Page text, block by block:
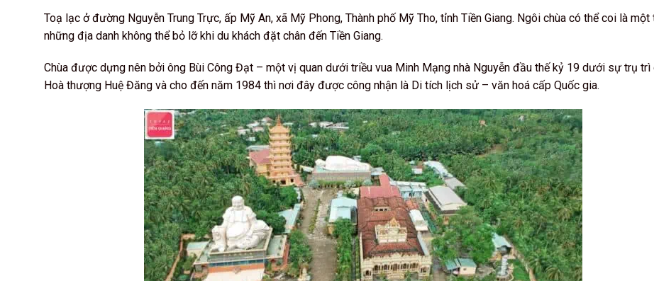
Toạ lạc ở đường Nguyễn Trung Trực, ấp Mỹ An, xã Mỹ Phong, Thành phố Mỹ Tho, tỉnh Tiền Giang. Ngôi chùa có thể coi là một
những địa danh không thể bỏ lỡ khi du khách đặt chân đến Tiền Giang.
Chùa được dựng nên bởi ông Bùi Công Đạt – một vị quan dưới triều vua Minh Mạng nhà Nguyễn đầu thế kỷ 19 dưới sự trụ trì
Hoà thượng Huệ Đăng và cho đến năm 1984 thì nơi đây được công nhận là Di tích lịch sử – văn hoá cấp Quốc gia.